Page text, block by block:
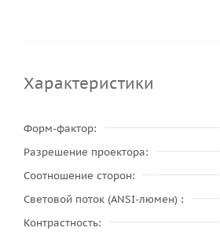
Характеристики
Форм-фактор
Разрешение проектора
Соотношение сторон
Световой поток (ANSI-люмен)
Контрастность